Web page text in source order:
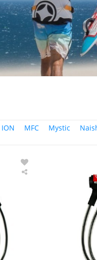
ION MFC Mystic